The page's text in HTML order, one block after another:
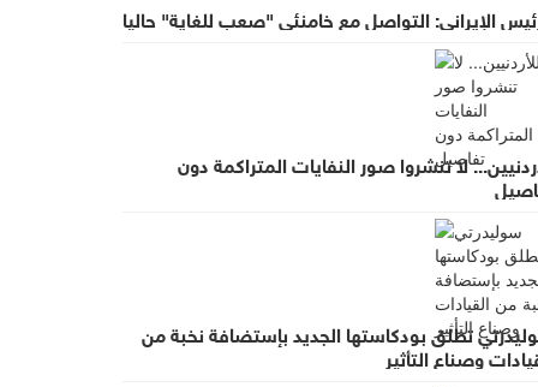
الإيراني: التواصل مع خامنئي "صعب للغاية" حاليا
لا تنشروا صور النفايات المتراكمة دون
تطلق بودكاستها الجديد بإستضافة نخبة من
وصناع التأثير